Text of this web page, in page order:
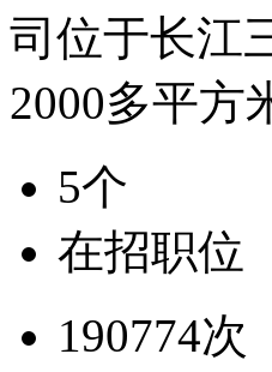
司位于长江
2000多平方
5个
在招职位
190774次